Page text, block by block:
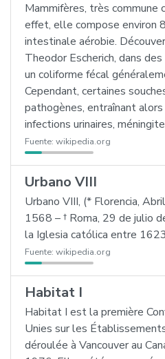
Mammifères, très commune
effet, elle compose environ
intestinale aérobie.
Theodor Escherich, dans
un coliforme fécal
Cependant, certaines
pathogènes, entraînant
infections urinaires,
Fuente: wikipedia.org
Urbano VIII
Urbano VIII, (* Florencia,
1568 – † Roma, 29 de julio
la Iglesia católica entre
Fuente: wikipedia.org
Habitat I
Habitat I est la première
Unies sur les
déroulée à Vancouver au